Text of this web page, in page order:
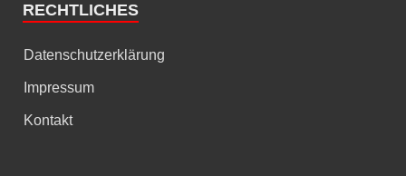
RECHTLICHES
Datenschutzerklärung
Impressum
Kontakt